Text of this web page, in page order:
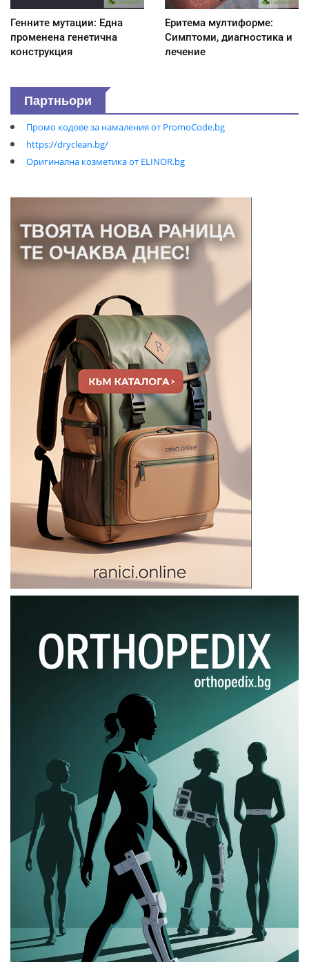
Генните мутации: Една
променена генетична
конструкция
Еритема мултиформе:
Симптоми, диагностика и
лечение
Партньори
Промо кодове за намаления от PromoCode.bg
https://dryclean.bg/
Оригинална козметика от ELINOR.bg